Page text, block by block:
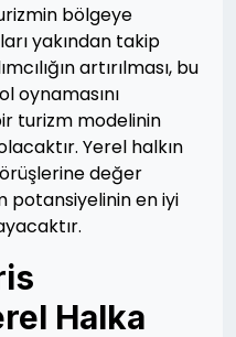
bölgeye
yakından takip
artırılması, bu
oynamasını
turizm modelinin
Yerel halkın
değer
potansiyelinin en iyi
Halka